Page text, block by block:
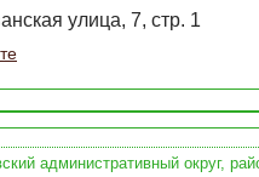
улица, 7, стр. 1